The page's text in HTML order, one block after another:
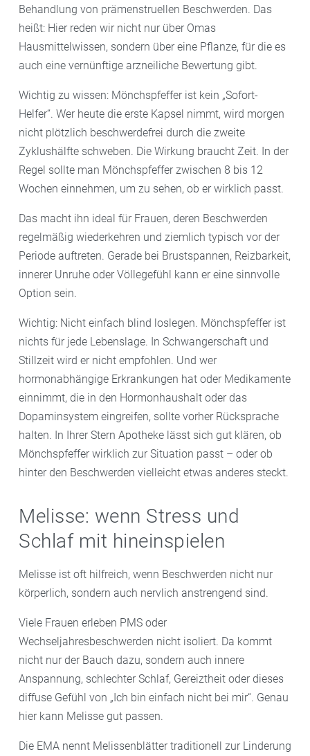
Behandlung von prämenstruellen Beschwerden. Das
heißt: Hier reden wir nicht nur über Omas
Hausmittelwissen, sondern über eine Pflanze, für die es
auch eine vernünftige arzneiliche Bewertung gibt.
Wichtig zu wissen: Mönchspfeffer ist kein „Sofort-
Helfer“. Wer heute die erste Kapsel nimmt, wird morgen
nicht plötzlich beschwerdefrei durch die zweite
Zyklushälfte schweben. Die Wirkung braucht Zeit. In der
Regel sollte man Mönchspfeffer zwischen 8 bis 12
Wochen einnehmen, um zu sehen, ob er wirklich passt.
Das macht ihn ideal für Frauen, deren Beschwerden
regelmäßig wiederkehren und ziemlich typisch vor der
Periode auftreten. Gerade bei Brustspannen, Reizbarkeit,
innerer Unruhe oder Völlegefühl kann er eine sinnvolle
Option sein.
Wichtig: Nicht einfach blind loslegen. Mönchspfeffer ist
nichts für jede Lebenslage. In Schwangerschaft und
Stillzeit wird er nicht empfohlen. Und wer
hormonabhängige Erkrankungen hat oder Medikamente
einnimmt, die in den Hormonhaushalt oder das
Dopaminsystem eingreifen, sollte vorher Rücksprache
halten. In Ihrer Stern Apotheke lässt sich gut klären, ob
Mönchspfeffer wirklich zur Situation passt – oder ob
hinter den Beschwerden vielleicht etwas anderes steckt.
Melisse: wenn Stress und
Schlaf mit hineinspielen
Melisse ist oft hilfreich, wenn Beschwerden nicht nur
körperlich, sondern auch nervlich anstrengend sind.
Viele Frauen erleben PMS oder
Wechseljahresbeschwerden nicht isoliert. Da kommt
nicht nur der Bauch dazu, sondern auch innere
Anspannung, schlechter Schlaf, Gereiztheit oder dieses
diffuse Gefühl von „Ich bin einfach nicht bei mir“. Genau
hier kann Melisse gut passen.
Die EMA nennt Melissenblätter traditionell zur Linderung